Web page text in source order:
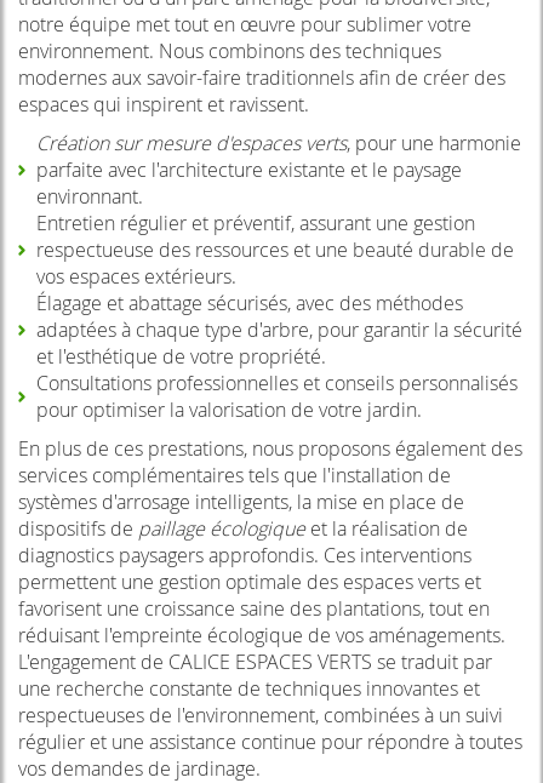
notre équipe met tout en œuvre pour sublimer votre
environnement. Nous combinons des techniques
modernes aux savoir-faire traditionnels afin de créer des
espaces qui inspirent et ravissent.
Création sur mesure d'espaces verts, pour une harmonie
parfaite avec l'architecture existante et le paysage
environnant.
Entretien régulier et préventif, assurant une gestion
respectueuse des ressources et une beauté durable de
vos espaces extérieurs.
Élagage et abattage sécurisés, avec des méthodes
adaptées à chaque type d'arbre, pour garantir la sécurité
et l'esthétique de votre propriété.
Consultations professionnelles et conseils personnalisés
pour optimiser la valorisation de votre jardin.
En plus de ces prestations, nous proposons également des
services complémentaires tels que l'installation de
systèmes d'arrosage intelligents, la mise en place de
dispositifs de paillage écologiqueet la réalisation de
diagnostics paysagers approfondis. Ces interventions
permettent une gestion optimale des espaces verts et
favorisent une croissance saine des plantations, tout en
réduisant l'empreinte écologique de vos aménagements.
L'engagement de CALICE ESPACES VERTS se traduit par
une recherche constante de techniques innovantes et
respectueuses de l'environnement, combinées à un suivi
régulier et une assistance continue pour répondre à toutes
vos demandes de jardinage.